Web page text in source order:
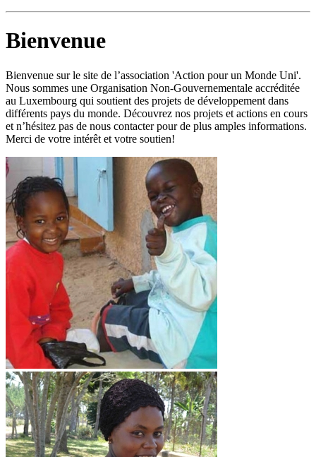
Bienvenue
Bienvenue sur le site de l’association 'Action pour un Monde Uni'.
Nous sommes une Organisation Non-Gouvernementale accréditée
au Luxembourg qui soutient des projets de développement dans
différents pays du monde. Découvrez nos projets et actions en cours
et n’hésitez pas de nous contacter pour de plus amples informations.
Merci de votre intérêt et votre soutien!